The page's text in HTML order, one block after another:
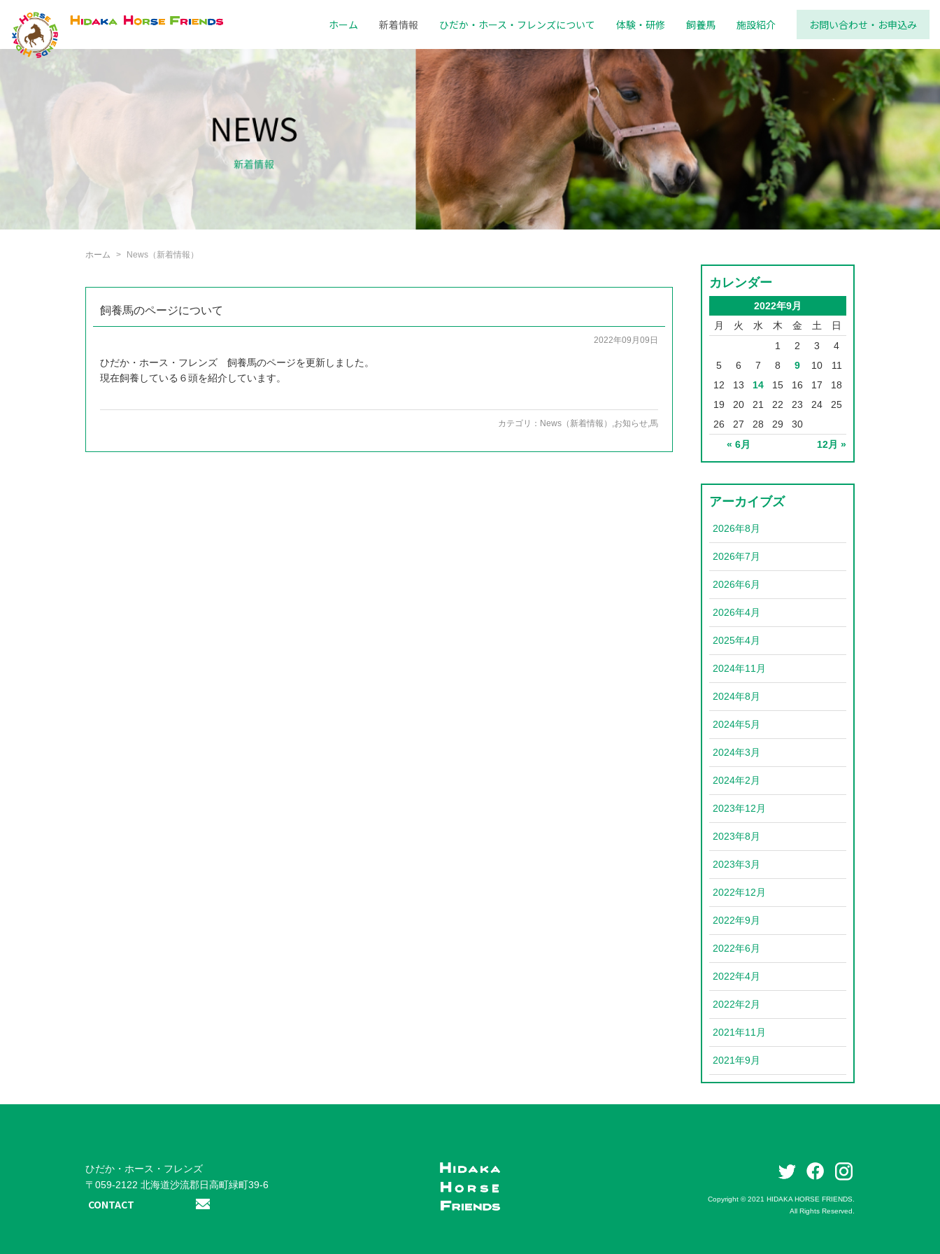
お問い合わせ・お申込み
ホーム 新着情報 ひだか・ホース・フレンズについて 体験・研修 飼養馬 施設紹介
ホーム News（新着情報）
飼養馬のページについて
2022年09月09日
ひだか・ホース・フレンズ 飼養馬のページを更新しました。
現在飼養している６頭を紹介しています。
カテゴリ： News（新着情報） お知らせ 馬
カレンダー
2022年9月
月
火 水 木 金 土 日
« 6月 12月 »
1 2 3
4
5
6 7 8 9 10
11
12
13 14 15 16 17
18
19
20 21 22 23 24
25
26
27 28 29 30
アーカイブズ
2026年8月
2026年7月
2026年6月
2026年4月
2025年4月
2024年11月
2024年8月
2024年5月
2024年3月
2024年2月
2023年12月
2023年8月
2023年3月
2022年12月
2022年9月
2022年6月
2022年4月
2022年2月
2021年11月
2021年9月
ひだか・ホース・フレンズ
〒059-2122 北海道沙流郡日高町緑町39-6
CONTACT Copyright © 2021 HIDAKA HORSE FRIENDS.
All Rights Reserved.